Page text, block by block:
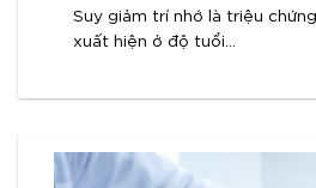
Suy giảm trí nhớ là triệu
xuất hiện ở độ tuổi...